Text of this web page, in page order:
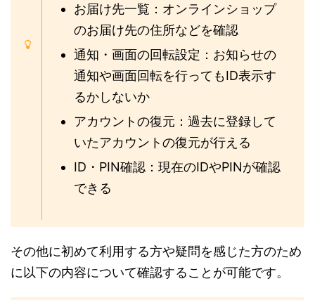
お届け先一覧：オンラインショップ
のお届け先の住所などを確認
通知・画面の回転設定：お知らせの
通知や画面回転を行ってもID表示す
るかしないか
アカウントの復元：過去に登録して
いたアカウントの復元が行える
ID・PIN確認：現在のIDやPINが確認
できる
その他に初めて利用する方や疑問を感じた方のため
に以下の内容について確認することが可能です。